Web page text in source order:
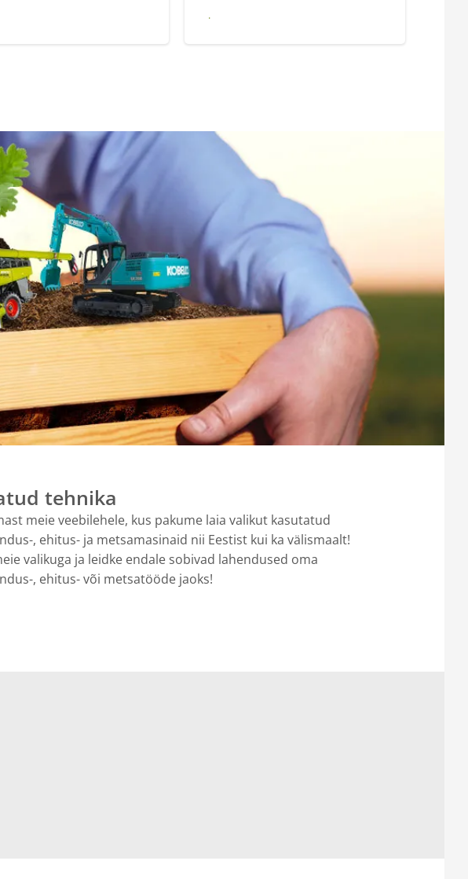
Loe edasi
tehnika
meie veebilehele, kus pakume laia valikut kasutatud
, ehitus- ja metsamasinaid nii Eestist kui ka välismaalt!
valikuga ja leidke endale sobivad lahendused oma
, ehitus- või metsatööde jaoks!